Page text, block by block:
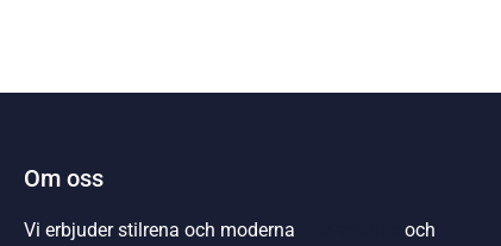
Om oss
Vi erbjuder stilrena och moderna
och